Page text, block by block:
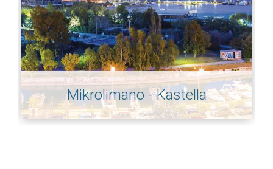
Mikrolimano - Kastella